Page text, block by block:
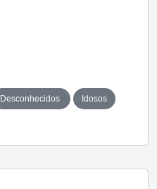
Desconhecidos Idosos